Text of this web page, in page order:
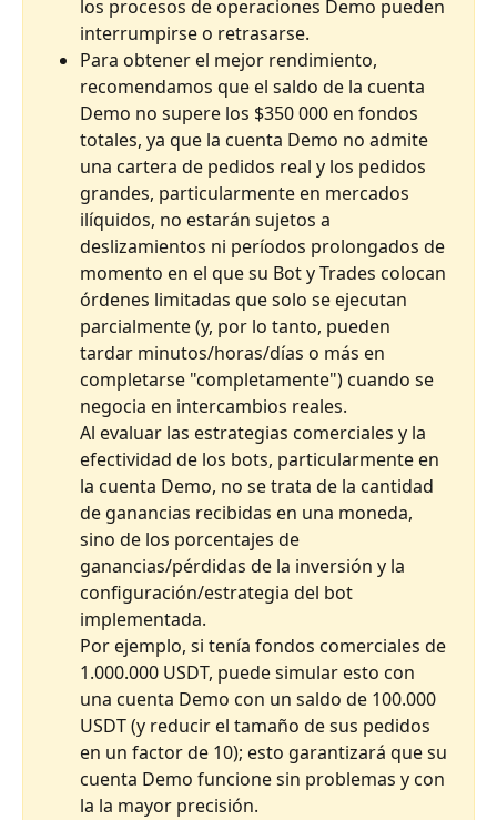
los procesos de operaciones Demo pueden
interrumpirse o retrasarse.
Para obtener el mejor rendimiento,
recomendamos que el saldo de la cuenta
Demo no supere los $350 000 en fondos
totales, ya que la cuenta Demo no admite
una cartera de pedidos real y los pedidos
grandes, particularmente en mercados
ilíquidos, no estarán sujetos a
deslizamientos ni períodos prolongados de
momento en el que su Bot y Trades colocan
órdenes limitadas que solo se ejecutan
parcialmente (y, por lo tanto, pueden
tardar minutos/horas/días o más en
completarse "completamente") cuando se
negocia en intercambios reales.
Al evaluar las estrategias comerciales y la
efectividad de los bots, particularmente en
la cuenta Demo, no se trata de la cantidad
de ganancias recibidas en una moneda,
sino de los porcentajes de
ganancias/pérdidas de la inversión y la
configuración/estrategia del bot
implementada.
Por ejemplo, si tenía fondos comerciales de
1.000.000 USDT, puede simular esto con
una cuenta Demo con un saldo de 100.000
USDT (y reducir el tamaño de sus pedidos
en un factor de 10); esto garantizará que su
cuenta Demo funcione sin problemas y con
la la mayor precisión.